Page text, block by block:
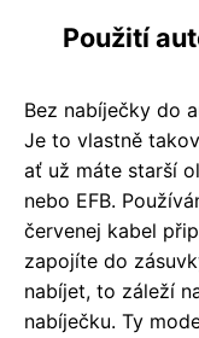
Použití
Bez nabíječky do
Je to vlastně
ať už máte starší
nebo EFB.
červenej kabel
zapojíte do
nabíjet, to záleží
nabíječku. Ty